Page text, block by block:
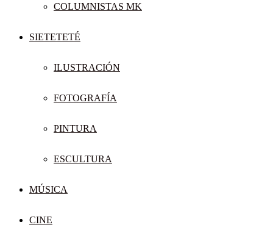
COLUMNISTAS MK
SIETETETÉ
ILUSTRACIÓN
FOTOGRAFÍA
PINTURA
ESCULTURA
MÚSICA
CINE